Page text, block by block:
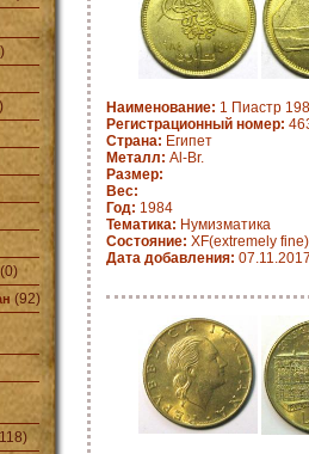
(0)
(92)
Наименование: 1 Пиастр
Регистрационный номер:
Страна: Египет
Металл: Al-Br.
Размер:
Вес:
Год: 1984
Тематика: Нумизматика
Состояние: XF(extremely fine)
Дата добавления: